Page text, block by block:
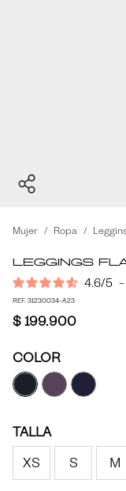
Mujer Ropa
Leggings
4.6/5 -
REF. 31230034-A23
$ 199.900
COLOR
TALLA
XS
S M